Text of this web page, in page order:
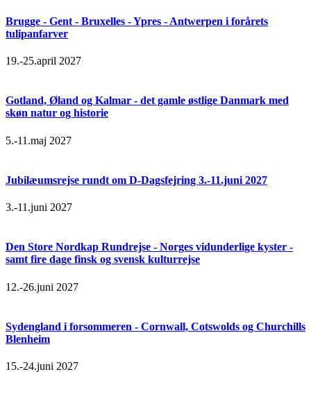
Brugge - Gent - Bruxelles - Ypres - Antwerpen i forårets
tulipanfarver
19.-25.april 2027
Gotland, Øland og Kalmar - det gamle østlige Danmark med
skøn natur og historie
5.-11.maj 2027
Jubilæumsrejse rundt om D-Dagsfejring 3.-11.juni 2027
3.-11.juni 2027
Den Store Nordkap Rundrejse - Norges vidunderlige kyster -
samt fire dage finsk og svensk kulturrejse
12.-26.juni 2027
Sydengland i forsommeren - Cornwall, Cotswolds og Churchills
Blenheim
15.-24.juni 2027